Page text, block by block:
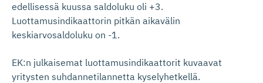
edellisessä kuussa saldoluku oli +3.
Luottamusindikaattorin pitkän aikavälin
keskiarvosaldoluku on -1.
EK:n julkaisemat luottamusindikaattorit kuvaavat
yritysten suhdannetilannetta kyselyhetkellä.